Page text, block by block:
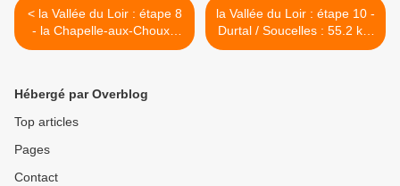
< la Vallée du Loir : étape 8
- la Chapelle-aux-Choux /
La Flèche : 57.9 km
la Vallée du Loir : étape 10 -
Durtal / Soucelles : 55.2 km
la Vallée du Loir : étape 11 -
Hébergé par Overblog
Top articles
Pages
Contact